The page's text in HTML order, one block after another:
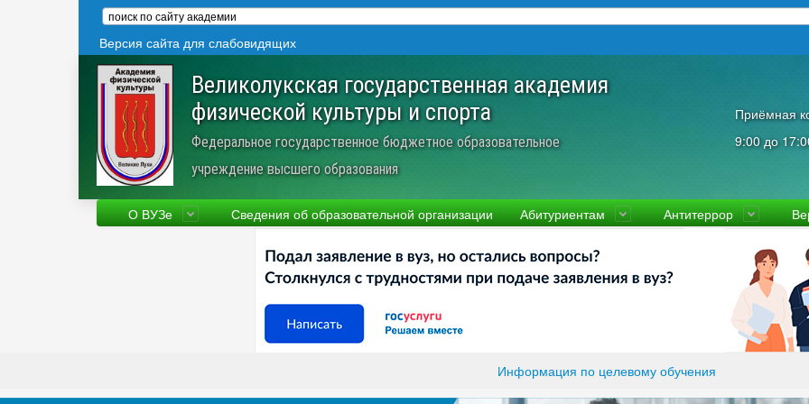
Версия сайта для слабовидящих
Великолукская государственная академия
физической культуры и спорта
Федеральное государственное бюджетное образовательное
учреждение высшего образования
Приёмная
9:00 до
О ВУЗе
Сведения об образовательной
Факультеты
Руководство
Преподаватели и сотрудники
Научная деятельность
Противодействие коррупции Прочие документы
Сведения об образовательной организации Абитуриентам
Приемная комиссия
Стоимость
Антитеррор
Правовая
Информация
Информация по целевому обучения